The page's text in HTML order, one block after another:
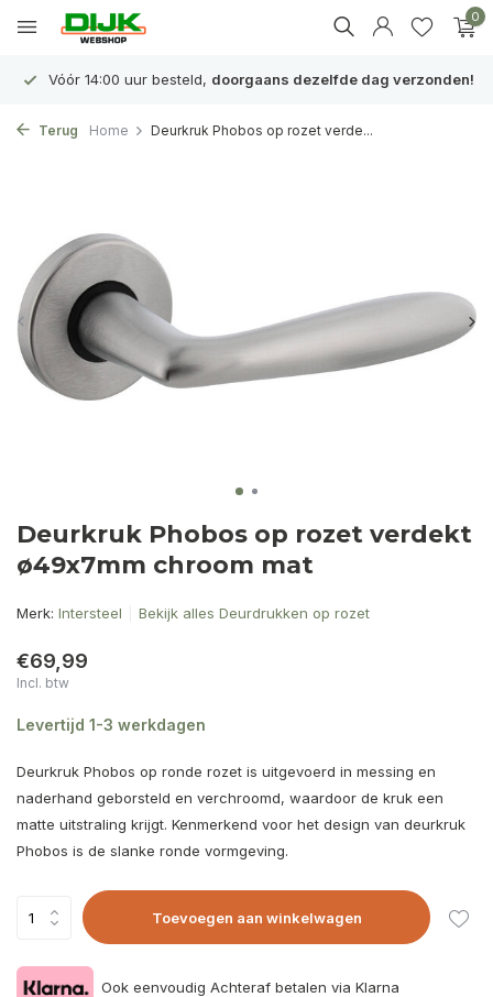
0
Vóór 14:00 uur besteld, doorgaans dezelfde dag verzonden!
Terug Home Deurkruk Phobos op rozet verde...
Deurkruk Phobos op rozet verdekt
ø49x7mm chroom mat
Merk: Intersteel Bekijk alles Deurdrukken op rozet
€69,99
Incl. btw
Levertijd 1-3 werkdagen
Deurkruk Phobos op ronde rozet is uitgevoerd in messing en
naderhand geborsteld en verchroomd, waardoor de kruk een
matte uitstraling krijgt. Kenmerkend voor het design van deurkruk
Phobos is de slanke ronde vormgeving.
Toevoegen aan winkelwagen
Ook eenvoudig Achteraf betalen via Klarna